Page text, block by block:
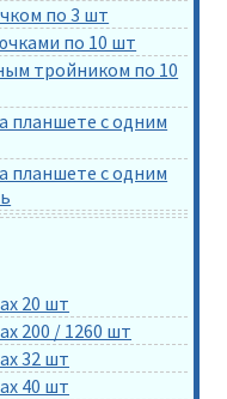
по 3 шт
по 10 шт
тройником по 10
планшете с одним
планшете с одним
20 шт
200 / 1260 шт
32 шт
40 шт